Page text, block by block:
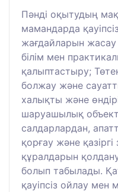
Пәнді оқытудың
мамандарда
жағдайларын жасау
білім мен
қалыптастыру;
болжау және
халықты және
шаруашылық
салдарлардан,
қорғау және
құралдарын
болып табылады.
қауіпсіз ойлау мен